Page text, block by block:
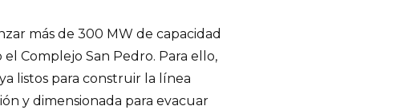
más de 300 MW de capacidad
Complejo San Pedro. Para ello,
listos para construir la línea
y dimensionada para evacuar